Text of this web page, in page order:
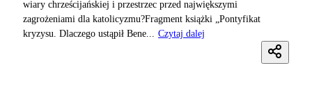
wiary chrześcijańskiej i przestrzec przed największymi
zagrożeniami dla katolicyzmu?Fragment książki „Pontyfikat
kryzysu. Dlaczego ustąpił Bene...
Czytaj dalej